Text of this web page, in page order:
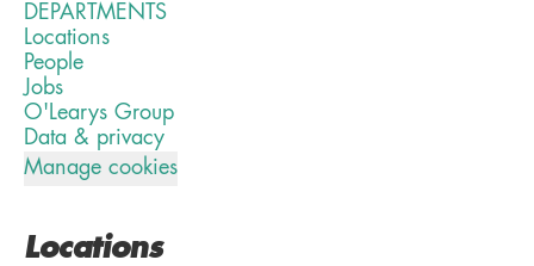
DEPARTMENTS
Locations
People
Jobs
O'Learys Group
Data & privacy
Manage cookies
Locations